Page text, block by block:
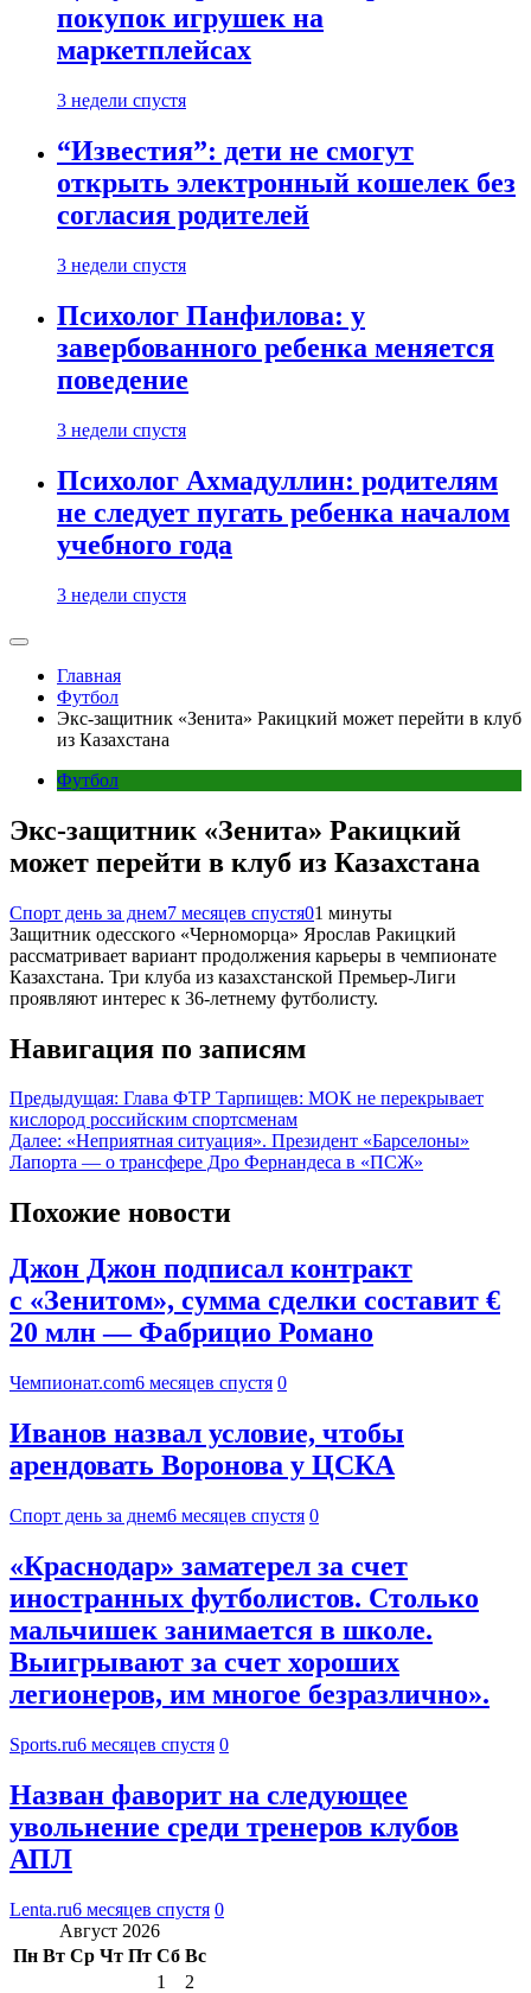
покупок игрушек на
маркетплейсах
3 недели спустя
“Известия”: дети не смогут
открыть электронный кошелек без
согласия родителей
3 недели спустя
Психолог Панфилова: у
завербованного ребенка меняется
поведение
3 недели спустя
Психолог Ахмадуллин: родителям
не следует пугать ребенка началом
учебного года
3 недели спустя
Главная
Футбол
Экс-защитник «Зенита» Ракицкий может перейти в клуб
из Казахстана
Футбол
Экс-защитник «Зенита» Ракицкий
может перейти в клуб из Казахстана
Спорт день за днем7 месяцев спустя01 минуты
Защитник одесского «Черноморца» Ярослав Ракицкий
рассматривает вариант продолжения карьеры в чемпионате
Казахстана. Три клуба из казахстанской Премьер‑Лиги
проявляют интерес к 36‑летнему футболисту.
Навигация по записям
Предыдущая: Глава ФТР Тарпищев: МОК не перекрывает
кислород российским спортсменам
Далее: «Неприятная ситуация». Президент «Барселоны»
Лапорта — о трансфере Дро Фернандеса в «ПСЖ»
Похожие новости
Джон Джон подписал контракт
с «Зенитом», сумма сделки составит €
20 млн — Фабрицио Романо
Чемпионат.com6 месяцев спустя 0
Иванов назвал условие, чтобы
арендовать Воронова у ЦСКА
Спорт день за днем6 месяцев спустя 0
«Краснодар» заматерел за счет
иностранных футболистов. Столько
мальчишек занимается в школе.
Выигрывают за счет хороших
легионеров, им многое безразлично».
Sports.ru6 месяцев спустя 0
Назван фаворит на следующее
увольнение среди тренеров клубов
АПЛ
Lenta.ru6 месяцев спустя 0
Август 2026
Пн Вт Ср Чт Пт Сб Вс
1
2